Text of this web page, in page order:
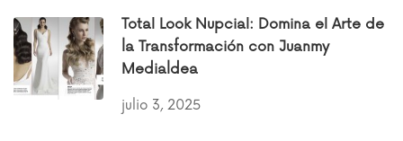
Total Look Nupcial: Domina el Arte de
la Transformación con Juanmy
Medialdea
julio 3, 2025